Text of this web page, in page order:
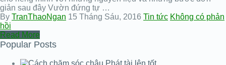
giản sau đây Vườn đứng tự …
By TranThaoNgan 15 Tháng Sáu, 2016 Tin tức Không có phản
hồi
Read More
Popular Posts